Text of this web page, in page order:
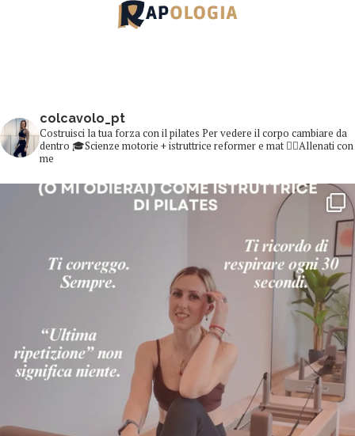
colcavolo_pt
Costruisci la tua forza con il pilates Per vedere il corpo cambiare da
dentro 🎓Scienze motorie + istruttrice reformer e mat 👇🏻Allenati con
me